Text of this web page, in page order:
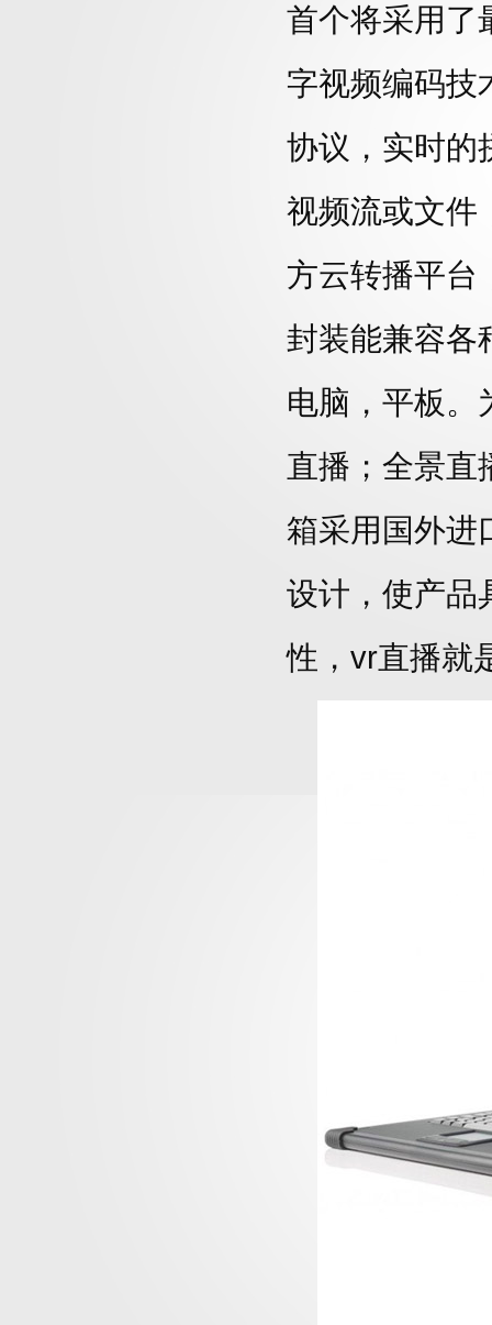
首个将采用了
字视频编码技
协议， 实时的
视频流或文件
方云转播平台
封装能兼容各
电脑，平板。
直播；全景直
箱采用国外进
设计，使产品
性，vr直播就